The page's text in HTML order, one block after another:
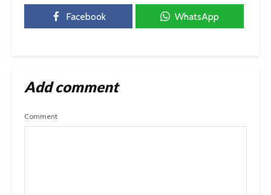
Facebook WhatsApp
Add comment
Comment